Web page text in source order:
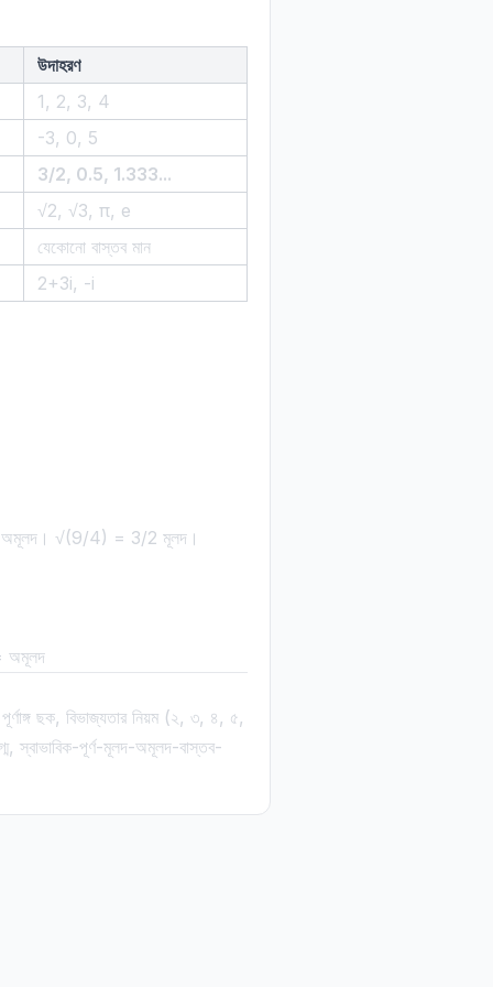
উদাহরণ
1, 2, 3, 4
-3, 0, 5
3/2, 0.5, 1.333...
√2, √3, π, e
যেকোনো বাস্তব মান
2+3i, -i
√(9/4) = 3/2 মূলদ।
অমূলদ
ছক, বিভাজ্যতার নিয়ম (২, ৩, ৪, ৫,
স্বাভাবিক-পূর্ণ-মূলদ-অমূলদ-বাস্তব-